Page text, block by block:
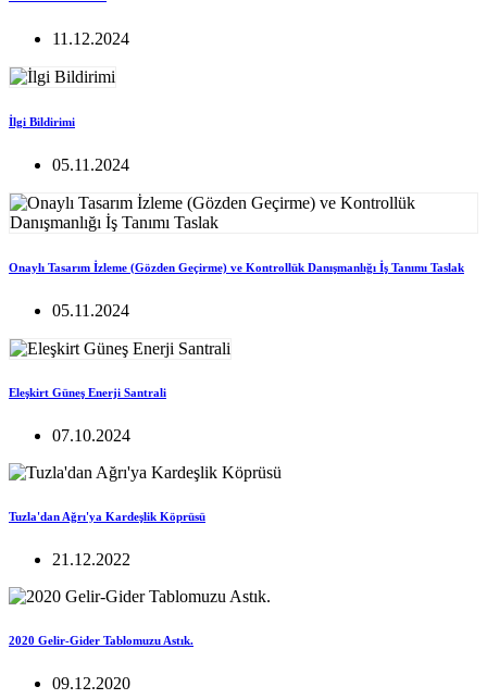
11.12.2024
İlgi Bildirimi
05.11.2024
Onaylı Tasarım İzleme (Gözden Geçirme) ve Kontrollük Danışmanlığı İş Tanımı Taslak
05.11.2024
Eleşkirt Güneş Enerji Santrali
07.10.2024
Tuzla'dan Ağrı'ya Kardeşlik Köprüsü
21.12.2022
2020 Gelir-Gider Tablomuzu Astık.
09.12.2020